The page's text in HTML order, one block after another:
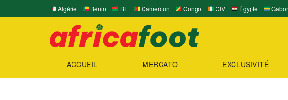
Algérie Bénin BF Cameroun Congo CIV Égypte
ACCUEIL MERCATO EXCLUSIVITÉ